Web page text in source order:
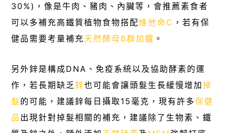
30%)，像是牛肉、豬肉、內臟等，會推薦素食者
可以多補充高鐵質植物食物搭配維他命C ，若有保
健品需要考量補充天然酵母B群加鐵 。
另外鋅是構成DNA、免疫系統以及協助酵素的運
作，若長期缺乏鋅也可能會讓頭髮生長緩慢增加掉
髮 的可能，建議鋅每日攝取15毫克，現有許多保健
品 出現針對掉髮相關的補充，建議除了生物素、鐵